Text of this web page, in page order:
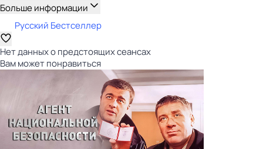
Больше информации
Русский Бестселлер
Нет данных о предстоящих сеансах
Вам может понравиться